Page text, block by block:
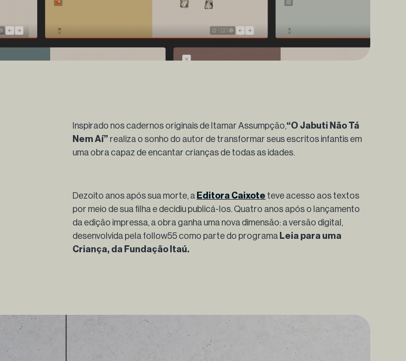
Inspirado nos cadernos originais de Itamar Assumpção,“O Jabuti Não Tá
Nem Aí” realiza o sonho do autor de transformar seus escritos infantis em
uma obra capaz de encantar crianças de todas as idades.
Dezoito anos após sua morte, a Editora Caixote teve acesso aos textos
por meio de sua filha e decidiu publicá-los. Quatro anos após o lançamento
da edição impressa, a obra ganha uma nova dimensão: a versão digital,
desenvolvida pela follow55 como parte do programa Leia para uma
Criança, da Fundação Itaú.